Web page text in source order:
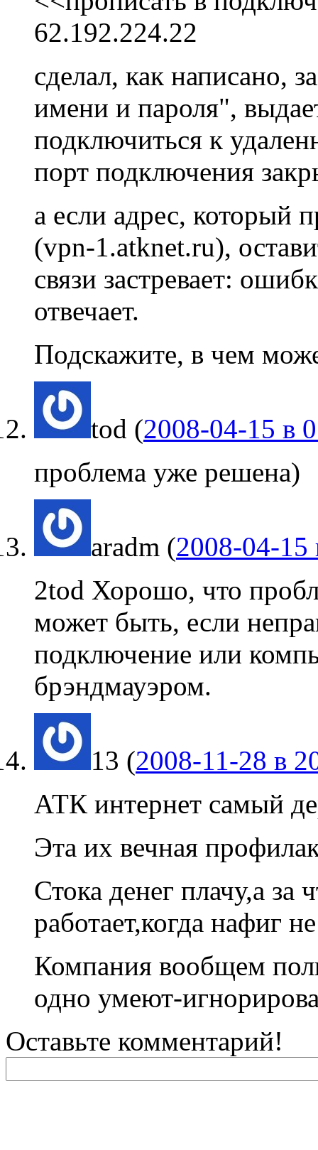
62.192.224.22
сделал, как написано,
имени и пароля",
подключиться к
порт подключения
а если адрес, который
(vpn-1.atknet.ru),
связи застревает:
отвечает.
Подскажите, в чем
tod (2008-04-15 в
проблема уже решена)
aradm (2008-04-15
2tod Хорошо, что
может быть, если
подключение или
брэндмауэром.
13 (2008-11-28 в
АТК интернет самый
Эта их вечная
Стока денег плачу,а за
работает,когда нафиг
Компания вообщем
одно умеют-
Оставьте комментарий!